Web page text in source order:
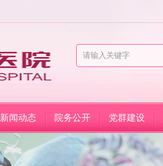
新闻动态 院务公开 党群建设